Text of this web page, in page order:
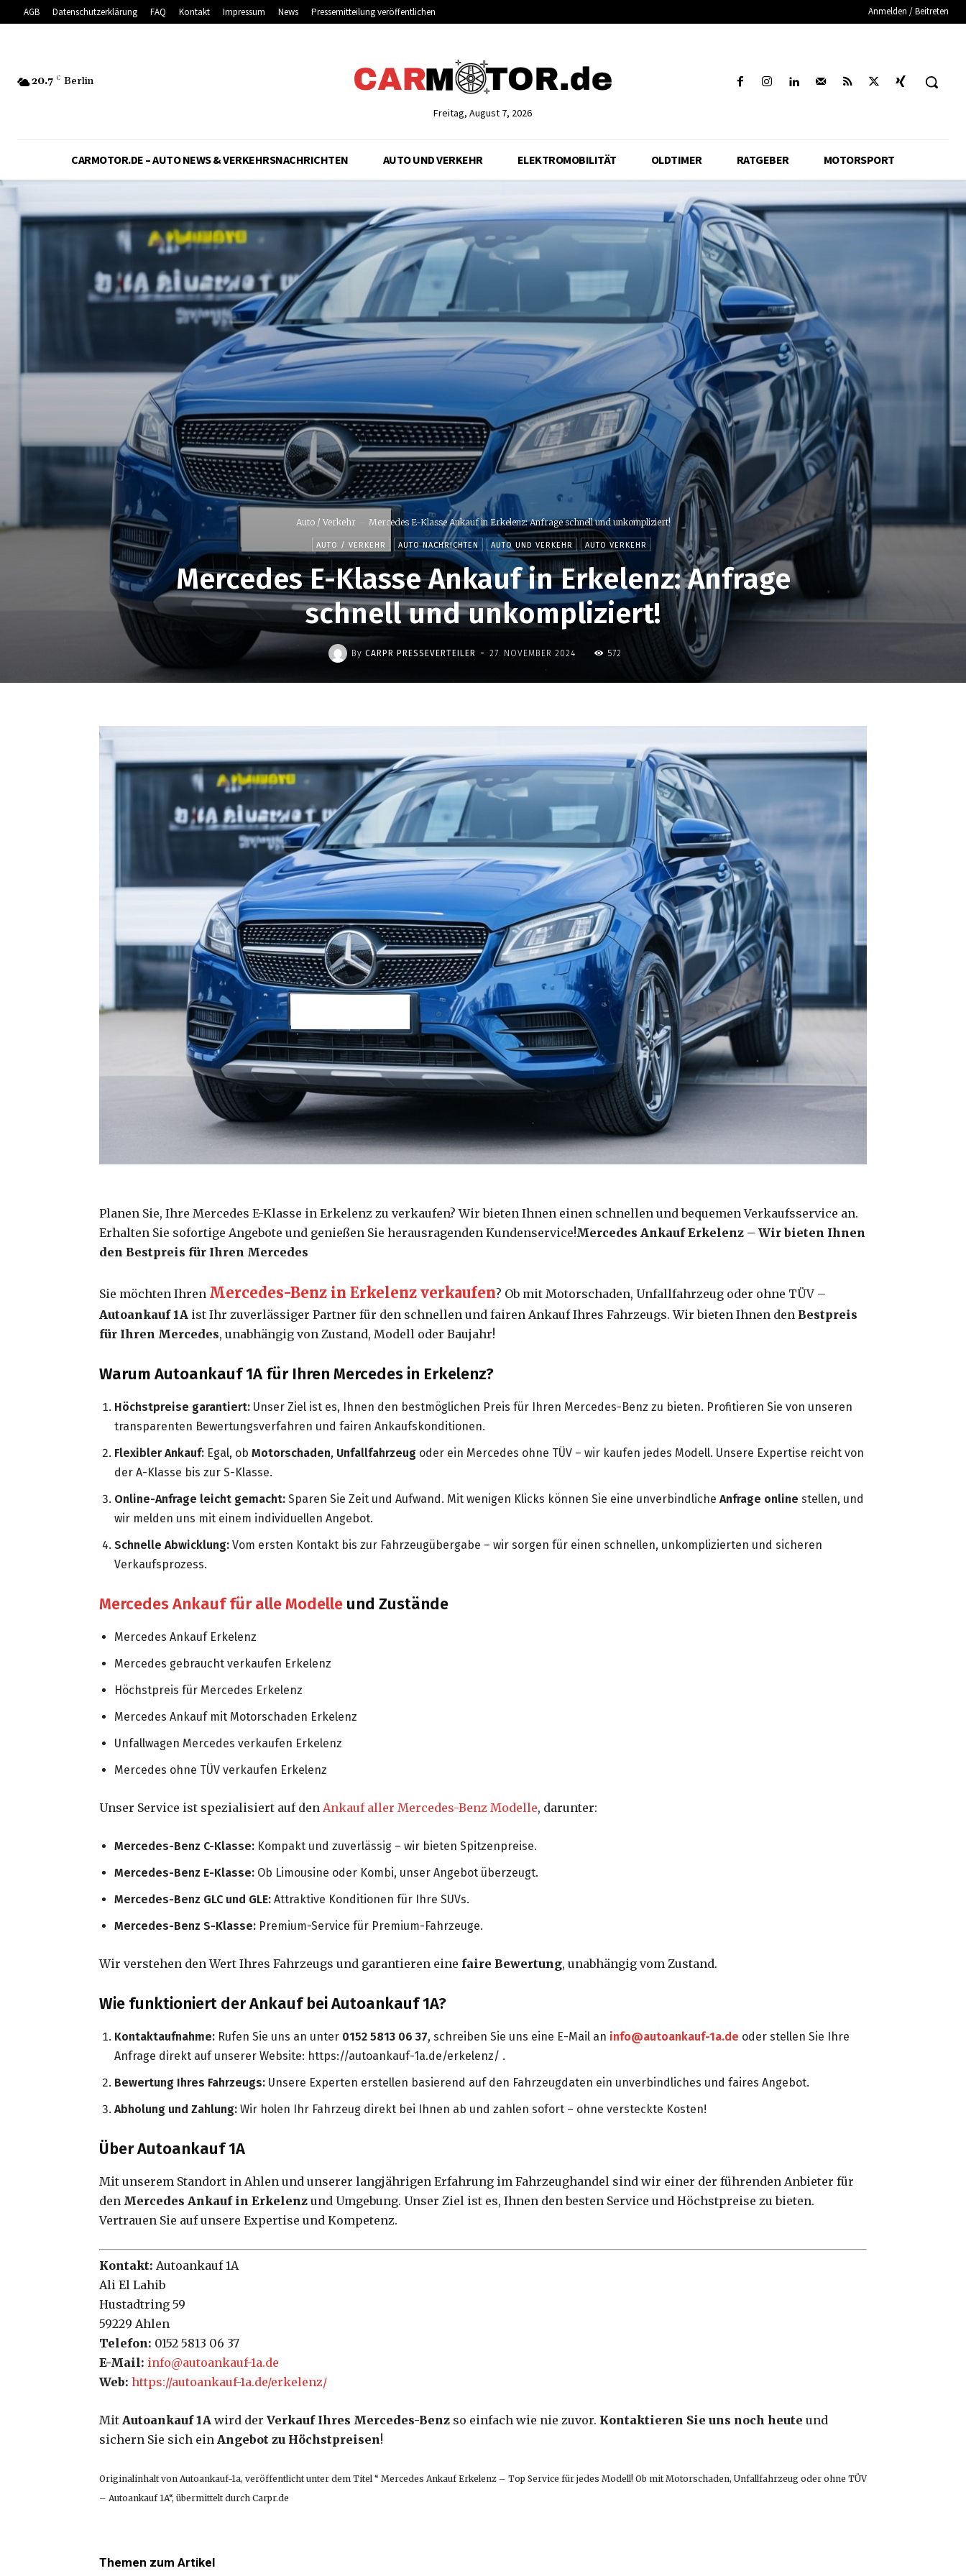
AGB Datenschutzerklärung FAQ Kontakt Impressum News Pressemitteilung veröffentlichen Anmelden / Beitreten
20.7 C Berlin
Freitag, August 7, 2026
CARMOTOR.DE – AUTO NEWS & VERKEHRSNACHRICHTEN AUTO UND VERKEHR ELEKTROMOBILITÄT OLDTIMER RATGEBER MOTORSPORT
Auto / Verkehr Mercedes E-Klasse Ankauf in Erkelenz: Anfrage schnell und unkompliziert!
AUTO / VERKEHR AUTO NACHRICHTEN AUTO UND VERKEHR AUTO VERKEHR
Mercedes E-Klasse Ankauf in Erkelenz: Anfrage
schnell und unkompliziert!
By CARPR PRESSEVERTEILER - 27. NOVEMBER 2024 572
Planen Sie, Ihre Mercedes E-Klasse in Erkelenz zu verkaufen? Wir bieten Ihnen einen schnellen und bequemen Verkaufsservice an.
Erhalten Sie sofortige Angebote und genießen Sie herausragenden Kundenservice!Mercedes Ankauf Erkelenz – Wir bieten Ihnen
den Bestpreis für Ihren Mercedes
Sie möchten Ihren Mercedes-Benz in Erkelenz verkaufen? Ob mit Motorschaden, Unfallfahrzeug oder ohne TÜV –
Autoankauf 1A ist Ihr zuverlässiger Partner für den schnellen und fairen Ankauf Ihres Fahrzeugs. Wir bieten Ihnen den Bestpreis
für Ihren Mercedes, unabhängig von Zustand, Modell oder Baujahr!
Warum Autoankauf 1A für Ihren Mercedes in Erkelenz?
Höchstpreise garantiert: Unser Ziel ist es, Ihnen den bestmöglichen Preis für Ihren Mercedes-Benz zu bieten. Profitieren Sie von unseren
transparenten Bewertungsverfahren und fairen Ankaufskonditionen.
Flexibler Ankauf: Egal, ob Motorschaden, Unfallfahrzeug oder ein Mercedes ohne TÜV – wir kaufen jedes Modell. Unsere Expertise reicht von
der A-Klasse bis zur S-Klasse.
Online-Anfrage leicht gemacht: Sparen Sie Zeit und Aufwand. Mit wenigen Klicks können Sie eine unverbindliche Anfrage online stellen, und
wir melden uns mit einem individuellen Angebot.
Schnelle Abwicklung: Vom ersten Kontakt bis zur Fahrzeugübergabe – wir sorgen für einen schnellen, unkomplizierten und sicheren
Verkaufsprozess.
Mercedes Ankauf für alle Modelle und Zustände
Mercedes Ankauf Erkelenz
Mercedes gebraucht verkaufen Erkelenz
Höchstpreis für Mercedes Erkelenz
Mercedes Ankauf mit Motorschaden Erkelenz
Unfallwagen Mercedes verkaufen Erkelenz
Mercedes ohne TÜV verkaufen Erkelenz
Unser Service ist spezialisiert auf den Ankauf aller Mercedes-Benz Modelle, darunter:
Mercedes-Benz C-Klasse: Kompakt und zuverlässig – wir bieten Spitzenpreise.
Mercedes-Benz E-Klasse: Ob Limousine oder Kombi, unser Angebot überzeugt.
Mercedes-Benz GLC und GLE: Attraktive Konditionen für Ihre SUVs.
Mercedes-Benz S-Klasse: Premium-Service für Premium-Fahrzeuge.
Wir verstehen den Wert Ihres Fahrzeugs und garantieren eine faire Bewertung, unabhängig vom Zustand.
Wie funktioniert der Ankauf bei Autoankauf 1A?
Kontaktaufnahme: Rufen Sie uns an unter 0152 5813 06 37, schreiben Sie uns eine E-Mail an info@autoankauf-1a.de oder stellen Sie Ihre
Anfrage direkt auf unserer Website: https://autoankauf-1a.de/erkelenz/ .
Bewertung Ihres Fahrzeugs: Unsere Experten erstellen basierend auf den Fahrzeugdaten ein unverbindliches und faires Angebot.
Abholung und Zahlung: Wir holen Ihr Fahrzeug direkt bei Ihnen ab und zahlen sofort – ohne versteckte Kosten!
Über Autoankauf 1A
Mit unserem Standort in Ahlen und unserer langjährigen Erfahrung im Fahrzeughandel sind wir einer der führenden Anbieter für
den Mercedes Ankauf in Erkelenz und Umgebung. Unser Ziel ist es, Ihnen den besten Service und Höchstpreise zu bieten.
Vertrauen Sie auf unsere Expertise und Kompetenz.
Kontakt: Autoankauf 1A
Ali El Lahib
Hustadtring 59
59229 Ahlen
Telefon: 0152 5813 06 37
E-Mail: info@autoankauf-1a.de
Web: https://autoankauf-1a.de/erkelenz/
Mit Autoankauf 1A wird der Verkauf Ihres Mercedes-Benz so einfach wie nie zuvor. Kontaktieren Sie uns noch heute und
sichern Sie sich ein Angebot zu Höchstpreisen!
Originalinhalt von Autoankauf-1a, veröffentlicht unter dem Titel “ Mercedes Ankauf Erkelenz – Top Service für jedes Modell! Ob mit Motorschaden, Unfallfahrzeug oder ohne TÜV
– Autoankauf 1A“, übermittelt durch Carpr.de
Themen zum Artikel